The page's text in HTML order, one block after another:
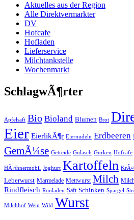
Aktuelles aus der Region
Alle Direktvermarkter
DV
Hofcafe
Hofladen
Lieferservice
Milchtankstelle
Wochenmarkt
SchlagwÃ¶rter
Apfelsaft Bio Bioland Blumen Brot
Eier EierlikÃ¶r Eiernudeln Erdbeeren
GemÃ¼se Getreide Gulasch Gurken Hofcafe
HÃ¼hnermobil Joghurt Kartoffeln
Leberwurst Marmelade Mettwurst Milch
Rindfleisch Rouladen Saft Schinken Spargel
Milchhof Wein Wild Wurst